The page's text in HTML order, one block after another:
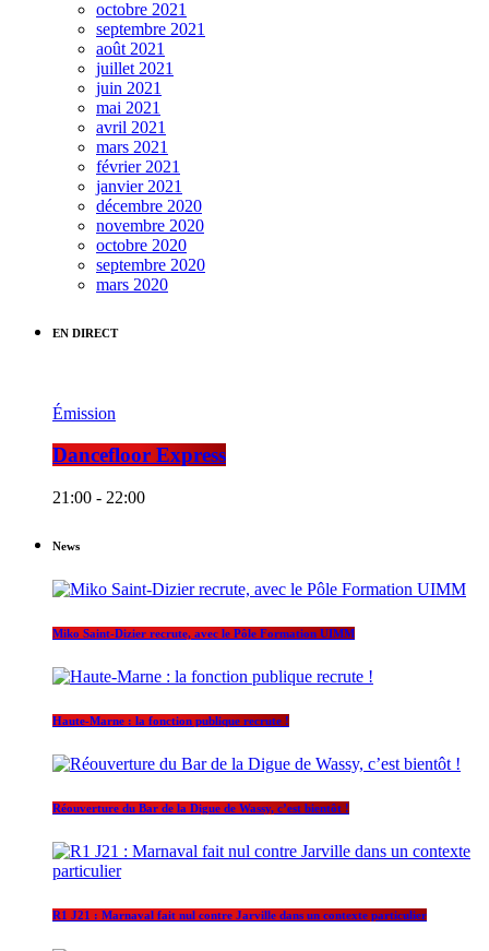
octobre 2021
septembre 2021
août 2021
juillet 2021
juin 2021
mai 2021
avril 2021
mars 2021
février 2021
janvier 2021
décembre 2020
novembre 2020
octobre 2020
septembre 2020
mars 2020
EN DIRECT
Émission
Dancefloor Express
21:00 - 22:00
News
Miko Saint-Dizier recrute, avec le Pôle Formation UIMM
Haute-Marne : la fonction publique recrute !
Réouverture du Bar de la Digue de Wassy, c’est bientôt !
R1 J21 : Marnaval fait nul contre Jarville dans un contexte particulier